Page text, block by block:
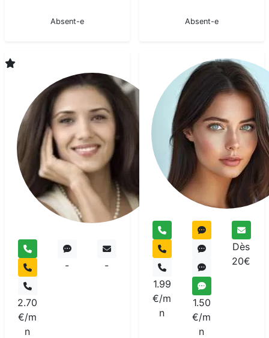
Absent-e
Absent-e
Oceane
Medium
pur
2.70
€/m
n
- -
1.99
€/m
n
1.50
€/m
n
Dès
20€